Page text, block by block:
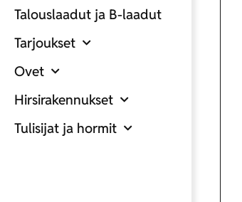
Talouslaadut ja B-laadut
Tarjoukset
Ovet
Hirsirakennukset
Tulisijat ja hormit